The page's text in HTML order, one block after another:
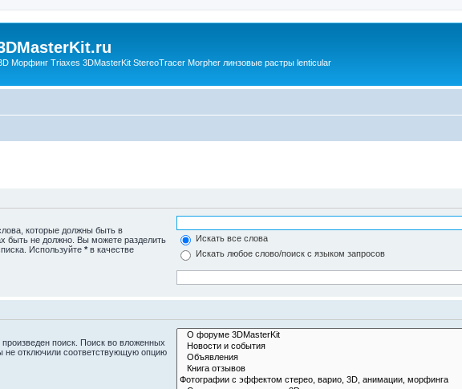
Морфинг Triaxes 3DMasterKit StereoTracer Morpher линзовые растры lenticular
которые должны быть в
быть не должно. Вы можете разделить
Используйте * в качестве
Искать все слова
Искать любое слово/поиск с языком запросов
поиск. Поиск во вложенных
не отключили соответствующую опцию